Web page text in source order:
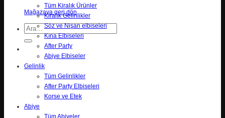
Mağazaya geri dön
Ara:
Tüm Kiralık Ürünler
Kiralık Gelinlikler
Söz ve Nişan elbiseleri
Kına Elbiseleri
After Party
Abiye Elbiseler
Gelinlik
Tüm Gelinlikler
After Party Elbiseleri
Korse ve Etek
Abiye
Tüm Abiyeler